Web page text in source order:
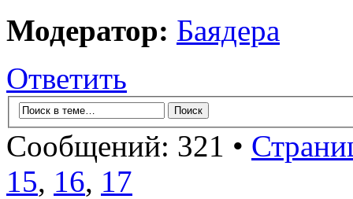
Модератор: Баядера
Ответить
Сообщений: 321 •
15, 16, 17